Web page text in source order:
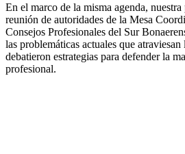
En el marco de la misma agenda,
reunión de autoridades de la Mesa
Consejos Profesionales del Sur
las problemáticas actuales que
debatieron estrategias para defender la
profesional.